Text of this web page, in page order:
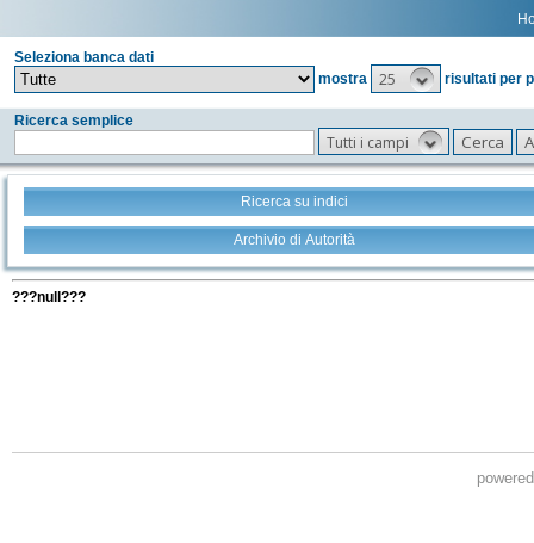
Seleziona banca dati
mostra
25 risultati per
Ricerca semplice
Tutti i campi
Ricerca su indici
Archivio di Autorità
???null???